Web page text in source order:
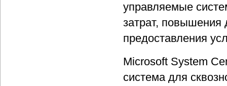
управляемые
затрат, повышения
предоставления
Microsoft System
система для